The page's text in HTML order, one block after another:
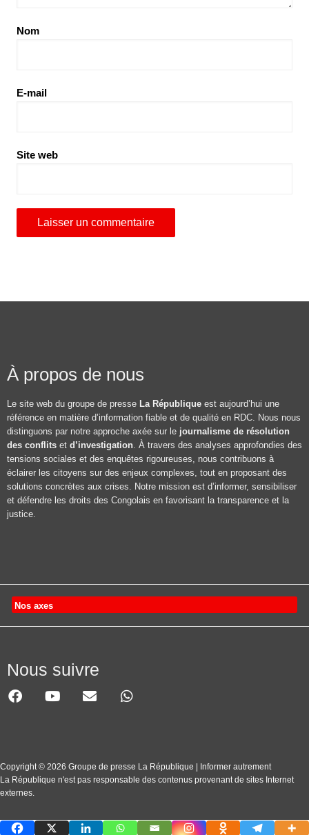
Nom
E-mail
Site web
À propos de nous
Le site web du groupe de presse La République est aujourd’hui une
référence en matière d’information fiable et de qualité en RDC. Nous nous
distinguons par notre approche axée sur le journalisme de résolution
des conflits et d’investigation. À travers des analyses approfondies des
tensions sociales et des enquêtes rigoureuses, nous contribuons à
éclairer les citoyens sur des enjeux complexes, tout en proposant des
solutions concrètes aux crises. Notre mission est d’informer, sensibiliser
et défendre les droits des Congolais en favorisant la transparence et la
justice.
Nos axes
Nous suivre
Copyright © 2026 Groupe de presse La République | Informer autrement
La République n'est pas responsable des contenus provenant de sites Internet
externes.